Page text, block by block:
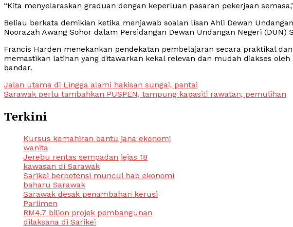
“Kita menyelaraskan graduan dengan keperluan pasaran pekerjaan
Beliau berkata demikian ketika menjawab soalan lisan Ahli Dewan Undangan
Noorazah Awang Sohor dalam Persidangan Dewan Undangan Negeri (DUN)
Francis Harden menekankan pendekatan pembelajaran secara praktikal
memastikan latihan yang ditawarkan kekal relevan dan mudah diakses
bandar.
Post
navigation
Jalan utama di Lingga alami hakisan sungai, pantai
Sarawak perlu tambahkan PUSPEN, tampung kapasiti rawatan, pemulihan
Terkini
Kursus kemahiran bantu jana ekonomi
wanita
Jerebu rentas sempadan jejas 18
kawasan di Sarawak
Sarikei berpotensi muncul hab ekonomi
baharu Sarawak
Sarawak desak penambahan kerusi
Parlimen
RM4.7 bilion projek pembangunan
dilaksana di Sarikei